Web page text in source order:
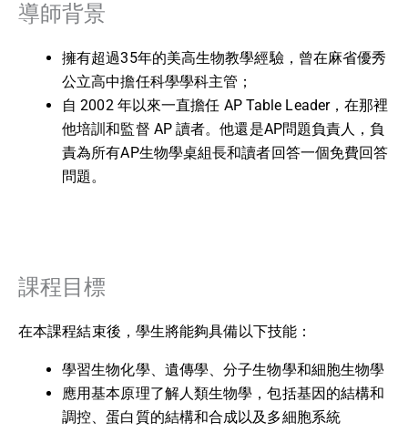
導師背景
擁有超過35年的美高生物教學經驗，曾在麻省優秀
公立高中擔任科學學科主管；
自 2002 年以來一直擔任 AP Table Leader，在那裡
他培訓和監督 AP 讀者。他還是AP問題負責人，負
責為所有AP生物學桌組長和讀者回答一個免費回答
問題。
課程目標
在本課程結束後，學生將能夠具備以下技能：
學習生物化學、遺傳學、分子生物學和細胞生物學
應用基本原理了解人類生物學，包括基因的結構和
調控、蛋白質的結構和合成以及多細胞系統